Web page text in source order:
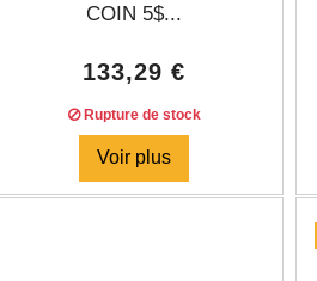
COIN 5$...
133,29 €
Rupture de stock
Voir plus